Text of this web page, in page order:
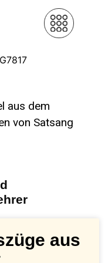
aus dem
von Satsang
aus